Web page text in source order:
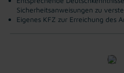
Sicherheitsanweisungen zu
Eigenes KFZ zur Erreichung des